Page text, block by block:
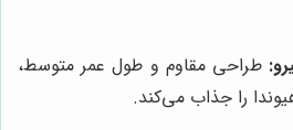
طراحی مقاوم و طول عمر متوسط،
را جذاب می‌کند.